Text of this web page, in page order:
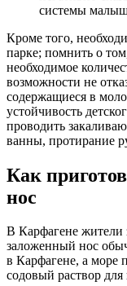
системы
Кроме того,
парке; помнить о
необходимое
возможности не
содержащиеся в
устойчивость
проводить
ванны, протирание
Как
нос
В Карфагене жители
заложенный нос
в Карфагене, а море
содовый раствор